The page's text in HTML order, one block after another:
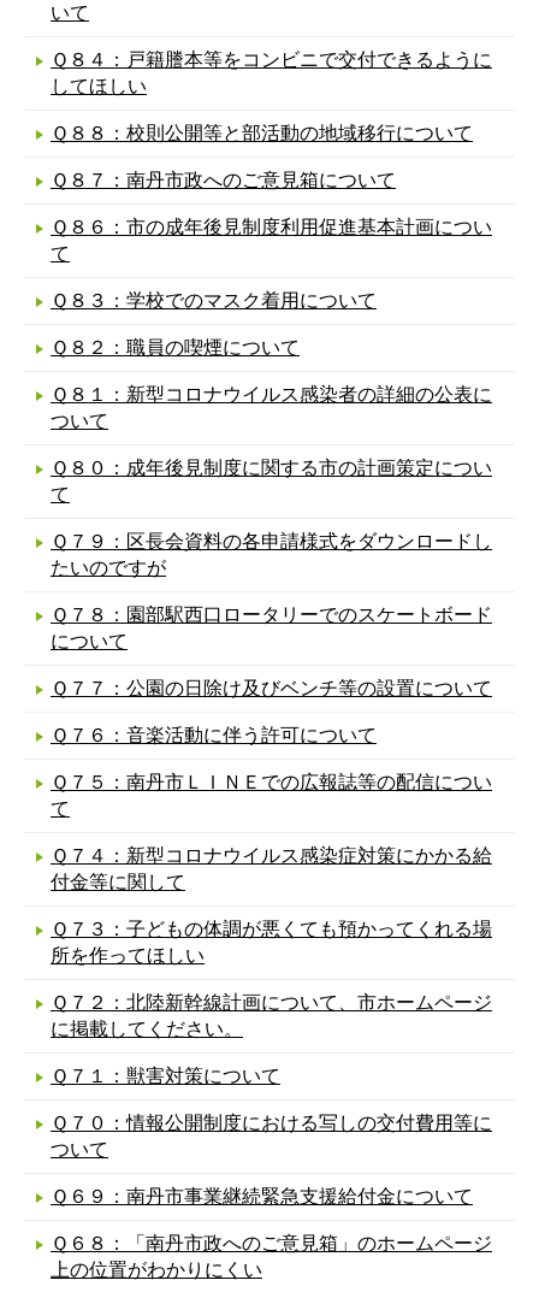
いて
Ｑ８４：戸籍謄本等をコンビニで交付できるように
してほしい
Ｑ８８：校則公開等と部活動の地域移行について
Ｑ８７：南丹市政へのご意見箱について
Ｑ８６：市の成年後見制度利用促進基本計画につい
て
Ｑ８３：学校でのマスク着用について
Ｑ８２：職員の喫煙について
Ｑ８１：新型コロナウイルス感染者の詳細の公表に
ついて
Ｑ８０：成年後見制度に関する市の計画策定につい
て
Ｑ７９：区長会資料の各申請様式をダウンロードし
たいのですが
Ｑ７８：園部駅西口ロータリーでのスケートボード
について
Ｑ７７：公園の日除け及びベンチ等の設置について
Ｑ７６：音楽活動に伴う許可について
Ｑ７５：南丹市ＬＩＮＥでの広報誌等の配信につい
て
Ｑ７４：新型コロナウイルス感染症対策にかかる給
付金等に関して
Ｑ７３：子どもの体調が悪くても預かってくれる場
所を作ってほしい
Ｑ７２：北陸新幹線計画について、市ホームページ
に掲載してください。
Ｑ７１：獣害対策について
Ｑ７０：情報公開制度における写しの交付費用等に
ついて
Ｑ６９：南丹市事業継続緊急支援給付金について
Ｑ６８：「南丹市政へのご意見箱」のホームページ
上の位置がわかりにくい